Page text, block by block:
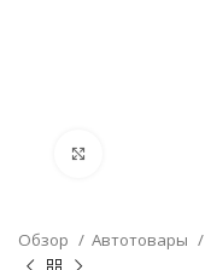
Обзор Автотовары